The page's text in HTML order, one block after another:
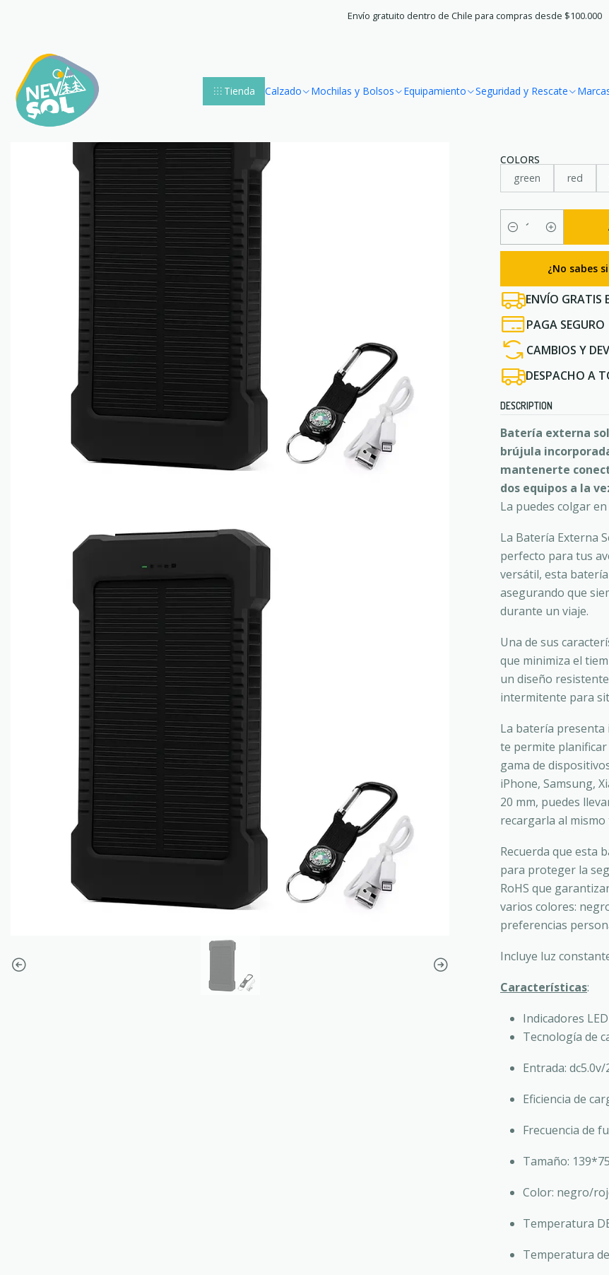
Tienda Calzado Mochilas y Bolsos Equipamiento Seguridad y Rescate
Envío gratuito dentro de Chile para compras desde $100.000
Seguridad y Rescate Accesorios Power Bank Solar Doble Carga
Power
COLORS
green
red
Quantité
¿No sabes
ENVÍO GRATIS
PAGA SEGURO
CAMBIOS Y
DESPACHO A
DESCRIPTION
Batería externa
brújula
mantenerte
dos equipos a la
La puedes colgar
La Batería Externa
perfecto para tus
versátil, esta
asegurando que
durante un viaje.
Una de sus
que minimiza el
un diseño
intermitente para
La batería presenta
te permite planificar
gama de
iPhone, Samsung,
20 mm, puedes
recargarla al mismo
Recuerda que esta
para proteger la
RoHS que
varios colores:
preferencias
Incluye luz
Características:
Indicadores
Tecnología de
Entrada: dc5.0v/
Eficiencia de
Frecuencia de
Tamaño:
Color: negro/
Temperatura
Temperatura